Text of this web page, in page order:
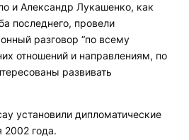
и Александр Лукашенко, как
последнего, провели
разговор “по всему
отношений и направлениям, по
развивать
установили дипломатические
2002 года.